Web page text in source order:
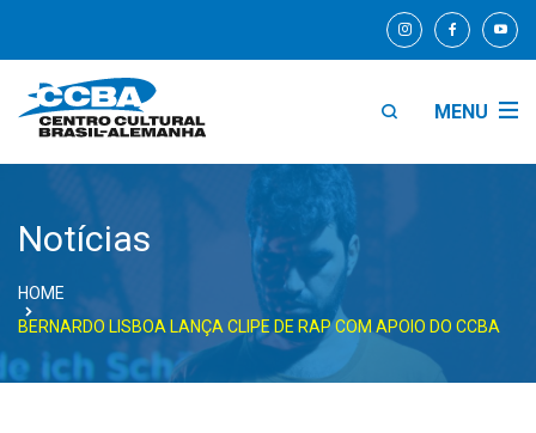
MENU
Notícias
HOME
BERNARDO LISBOA LANÇA CLIPE DE RAP COM APOIO DO CCBA